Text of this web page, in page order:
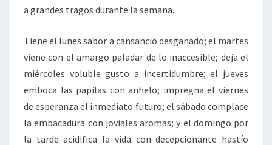
a grandes tragos durante la semana.
Tiene el lunes sabor a cansancio desganado; el martes
viene con el amargo paladar de lo inaccesible; deja el
miércoles voluble gusto a incertidumbre; el jueves
emboca las papilas con anhelo; impregna el viernes
de esperanza el inmediato futuro; el sábado complace
la embacadura con joviales aromas; y el domingo por
la tarde acidifica la vida con decepcionante hastío